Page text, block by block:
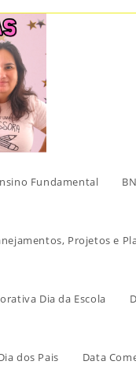
Fundamental
Projetos e
Dia da Escola
dos Pais Data